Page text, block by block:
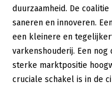
Bodem en water
Platteland en
Mens,
Internationaal
duurzaamheid. De
saneren en innoveren.
een kleinere en
varkenshouderij. Een
sterke marktpositie
cruciale schakel is in de